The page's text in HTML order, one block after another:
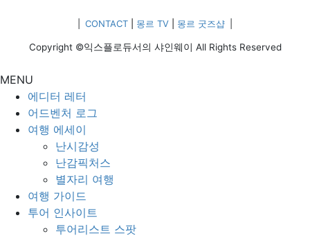
CONTACT 몽르 TV 몽르 굿즈샵
Copyright ©익스플로듀서의 샤인웨이 All Rights Reserved
MENU
에디터 레터
어드벤처 로그
여행 에세이
난시감성
난감픽처스
별자리 여행
여행 가이드
투어 인사이트
투어리스트 스팟